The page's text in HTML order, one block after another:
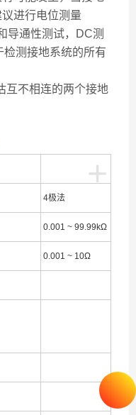
进行电位测量
导通性测试，DC测
测接地系统的所有
互不相连的两个接地
+
4极法
0.001 ~ 99.99kΩ
0.001 ~ 10Ω